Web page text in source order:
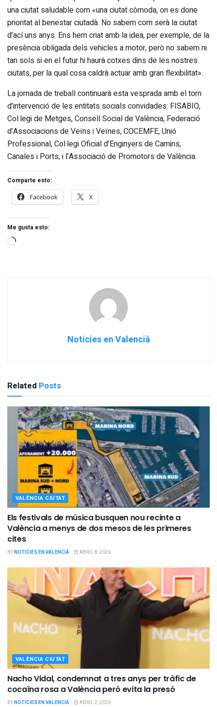
una ciutat saludable com «una ciutat còmoda, on es done
prioritat al benestar ciutadà. No sabem com serà la ciutat
d’ací uns anys. Ens hem criat amb la idea, per exemple, de la
presència obligada dels vehicles a motor, però no sabem ni
tan sols si en el futur hi haurà cotxes dins de les nostres
ciutats, per la qual cosa caldrà actuar amb gran flexibilitat».
La jornada de treball continuarà esta vesprada amb el torn
d’intervenció de les entitats socials convidades: FISABIO,
Col·legi de Metges, Consell Social de València, Federació
d’Associacions de Veïns i Veïnes, COCEMFE, Unió
Professional, Col·legi Oficial d’Enginyers de Camins,
Canales i Ports; i l’Associació de Promotors de València.
Comparte esto:
Facebook
X
Me gusta esto:
Noticies en Valencià
Related Posts
VALÈNCIA CIUTAT
Els festivals de música busquen nou recinte a
València a menys de dos mesos de les primeres
cites
BYNOTICIES EN VALENCIÀ ABRIL 8, 2026
VALÈNCIA CIUTAT
Nacho Vidal, condemnat a tres anys per tràfic de
cocaïna rosa a València però evita la presó
BYNOTICIES EN VALENCIÀ ABRIL 2, 2026